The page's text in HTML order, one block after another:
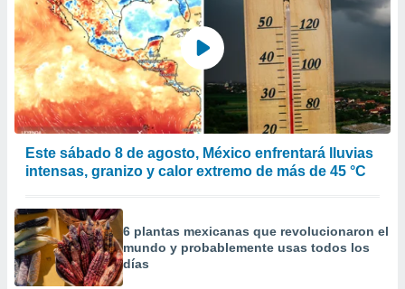
Este sábado 8 de agosto, México enfrentará lluvias
intensas, granizo y calor extremo de más de 45 °C
6 plantas mexicanas que revolucionaron el
mundo y probablemente usas todos los
días